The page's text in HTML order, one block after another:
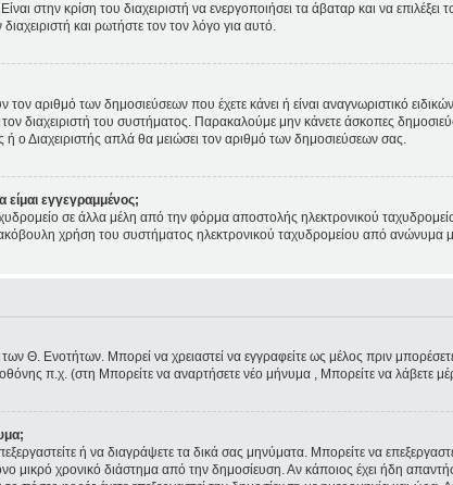
στην κρίση του διαχειριστή να ενεργοποιήσει τα άβαταρ και να
και ρωτήστε τον τον λόγο για αυτό.
αριθμό των δημοσιεύσεων που έχετε κάνει ή είναι αναγνωριστικό ειδικών
τον διαχειριστή του συστήματος. Παρακαλούμε μην κάνετε άσκοπες
ή ο Διαχειριστής απλά θα μειώσει τον αριθμό των δημοσιεύσεων σας.
εγγεγραμμένος;
σε άλλα μέλη από την φόρμα αποστολής ηλεκτρονικού
χρήση του συστήματος ηλεκτρονικού ταχυδρομείου από ανώνυμα
Θ. Ενοτήτων. Μπορεί να χρειαστεί να εγγραφείτε ως μέλος πριν
π.χ. (στη Μπορείτε να αναρτήσετε νέο μήνυμα , Μπορείτε να λάβετε
ή να διαγράψετε τα δικά σας μηνύματα. Μπορείτε να
μικρό χρονικό διάστημα από την δημοσίευση. Αν κάποιος έχει ήδη